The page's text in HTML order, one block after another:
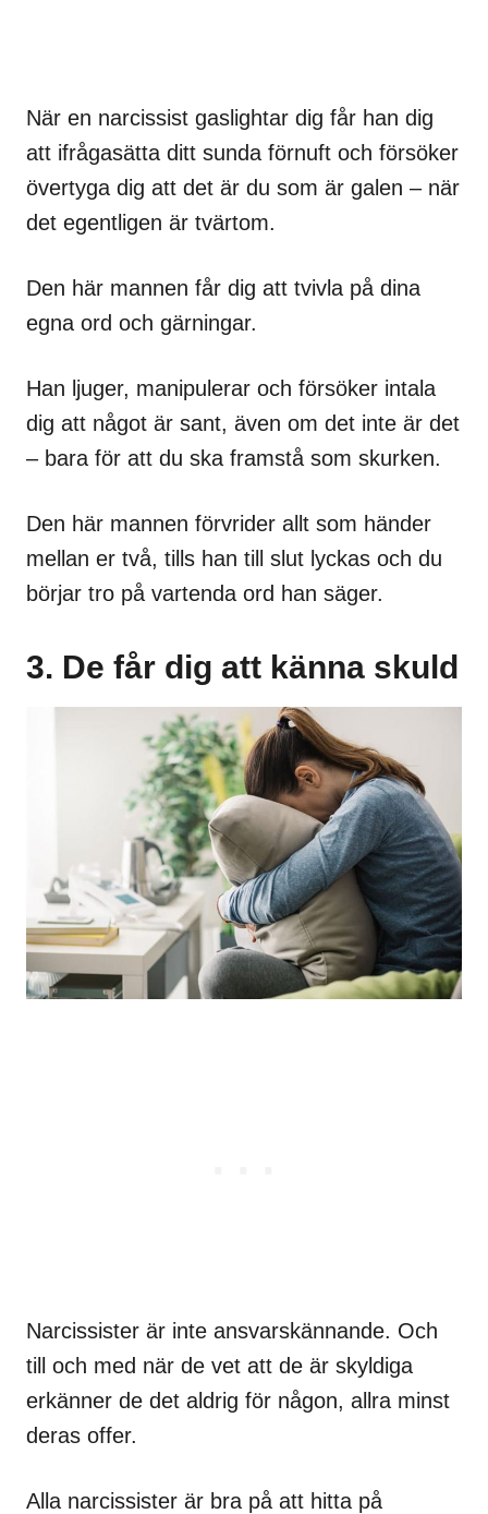
När en narcissist gaslightar dig får han dig
att ifrågasätta ditt sunda förnuft och försöker
övertyga dig att det är du som är galen – när
det egentligen är tvärtom.
Den här mannen får dig att tvivla på dina
egna ord och gärningar.
Han ljuger, manipulerar och försöker intala
dig att något är sant, även om det inte är det
– bara för att du ska framstå som skurken.
Den här mannen förvrider allt som händer
mellan er två, tills han till slut lyckas och du
börjar tro på vartenda ord han säger.
3. De får dig att känna skuld
Narcissister är inte ansvarskännande. Och
till och med när de vet att de är skyldiga
erkänner de det aldrig för någon, allra minst
deras offer.
Alla narcissister är bra på att hitta på